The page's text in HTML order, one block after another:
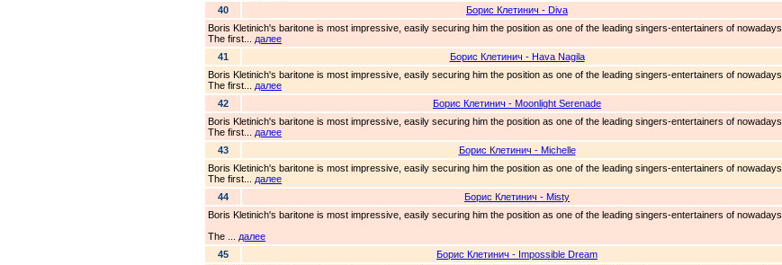
40
Борис Клетинич - Diva
Boris Kletinich's baritone is most impressive, easily securing him the position as one of the leading singers-entertainers of nowadays.
The first... далее
41
Борис Клетинич - Hava Nagila
Boris Kletinich's baritone is most impressive, easily securing him the position as one of the leading singers-entertainers of nowadays.
The first... далее
42
Борис Клетинич - Moonlight Serenade
Boris Kletinich's baritone is most impressive, easily securing him the position as one of the leading singers-entertainers of nowadays.
The first... далее
43
Борис Клетинич - Michelle
Boris Kletinich's baritone is most impressive, easily securing him the position as one of the leading singers-entertainers of nowadays.
The first... далее
44
Борис Клетинич - Misty
Boris Kletinich's baritone is most impressive, easily securing him the position as one of the leading singers-entertainers of nowadays.
The ... далее
45
Борис Клетинич - Impossible Dream